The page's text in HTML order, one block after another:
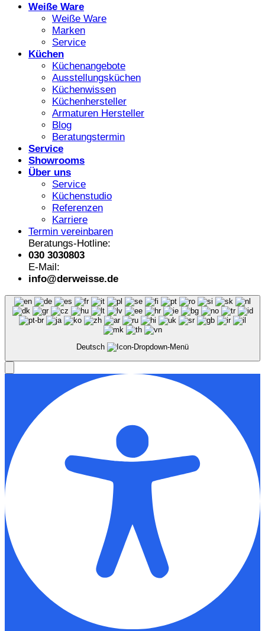
Weiße Ware
Weiße Ware
Marken
Service
Küchen
Küchenangebote
Ausstellungsküchen
Küchenwissen
Küchenhersteller
Armaturen Hersteller
Blog
Beratungstermin
Service
Showrooms
Über uns
Service
Küchenstudio
Referenzen
Karriere
Termin vereinbaren
Beratungs-Hotline:
030 3030803
E-Mail:
info@derweisse.de
Deutsch